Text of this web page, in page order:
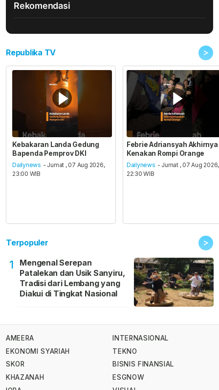
Rekomendasi
Republika TV >
Kebakaran Landa Gedung
Bapenda Pemprov DKI
Dailynews - Jumat , 07 Aug 2026,
23:00 WIB
Febrie Adriansyah Akhirnya
Kenakan Rompi Orange
Dailynews - Jumat , 07 Aug 2026,
22:30 WIB
Terpopuler >
1
Mengenal Serepan
Patalekan dan Usik Sanyiru,
Tradisi dari Lembang yang
Diakui di Tingkat Nasional
AMEERA
EKONOMI SYARIAH
SKOR
KHAZANAH
INTERNASIONAL
TEKNO
BISNIS FINANSIAL
ESGNOW